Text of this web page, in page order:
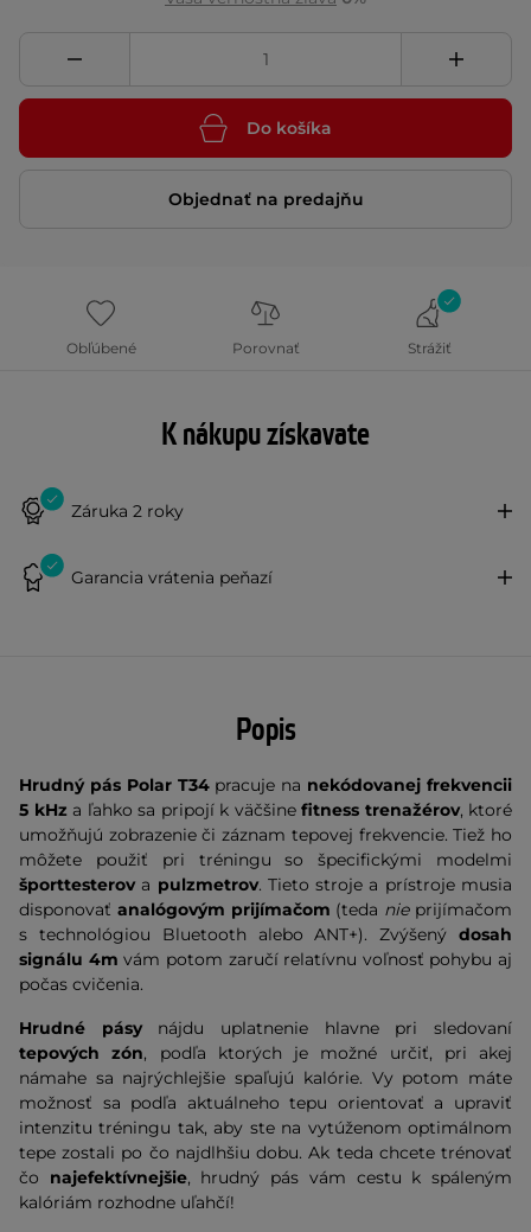
Do košíka
Objednať na predajňu
Obľúbené Porovnať Strážiť
K nákupu získavate
Záruka 2 roky
Garancia vrátenia peňazí
Popis
Hrudný pás Polar T34pracuje na nekódovanej frekvencii
5 kHza ľahko sa pripojí k väčšine fitness trenažérov, ktoré
umožňujú zobrazenie či záznam tepovej frekvencie. Tiež ho
môžete použiť pri tréningu so špecifickými modelmi
športtesterova pulzmetrov. Tieto stroje a prístroje musia
disponovať analógovým prijímačom (teda nieprijímačom
s technológiou Bluetooth alebo ANT+). Zvýšený dosah
signálu 4m vám potom zaručí relatívnu voľnosť pohybu aj
počas cvičenia.
Hrudné pásynájdu uplatnenie hlavne pri sledovaní
tepových zón, podľa ktorých je možné určiť, pri akej
námahe sa najrýchlejšie spaľujú kalórie. Vy potom máte
možnosť sa podľa aktuálneho tepu orientovať a upraviť
intenzitu tréningu tak, aby ste na vytúženom optimálnom
tepe zostali po čo najdlhšiu dobu. Ak teda chcete trénovať
čo najefektívnejšie, hrudný pás vám cestu k spáleným
kalóriám rozhodne uľahčí!